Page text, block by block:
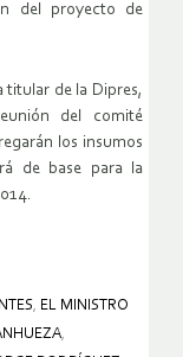
del proyecto de
titular de la Dipres,
del comité
los insumos
de base para la
, EL MINISTRO
,